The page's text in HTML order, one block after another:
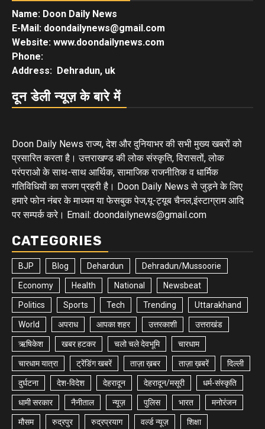
Name: Doon Daily News
E-Mail: doondailynews@gmail.com
Website: www.doondailynews.com
Phone:
Address: Dehradun, uk
दून डेली न्यूज़ के बारे में
Doon Daily News राज्य, देश और दुनियाभर की सभी मुख्य खबरों को
प्रसारित करता है। उत्तराखण्ड की लोक संस्कृति, विरासतों, लोक
परंपराओ के साथ-साथ आर्थिक, सामाजिक राजनीतिक व धार्मिक
गतिविधियों का सजग प्रहरी है। Doon Daily News से जुड़ने के लिए
हमारे फोन नंबर के माध्यम या फेसबुक पेज,यू-ट्यूब चैनल,इंस्टाग्राम आदि
पर सम्पर्क करे। Email: doondailynews@gmail.com
CATEGORIES
BJP Blog Dehardun Dehradun/Mussoorie
Economy Health National Newsbeat
Politics Sports Tech Trending Uttarakhand
World अपराध आपका शहर उत्तरकाशी उत्तराखंड
ऋषिकेश खबर हटकर चलो चले देवभूमि चारधाम
चारधाम यात्रा ट्रेंडिंग खबरें ताज़ा ख़बर ताज़ा ख़बरें दिल्ली
दुर्घटना देश-विदेश देहरादून देहरादून/मसूरी धर्म-संस्कृति
धामी सरकार नैनीताल न्यूज़ पुलिस भारत मनोरंजन
मौसम रुद्रपुर रुद्रप्रयाग वर्ल्ड न्यूज़ शिक्षा